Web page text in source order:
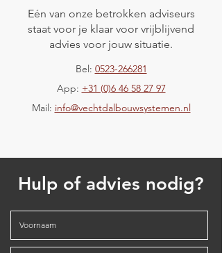
Project Hardenberg
Eén van onze betrokken adviseurs
staat voor je klaar voor vrijblijvend
advies voor jouw situatie.
Bel: 0523-266281
App: +31 (0)6 46 58 27 97
Mail: info@vechtdalbouwsystemen.nl
Hulp of advies nodig?